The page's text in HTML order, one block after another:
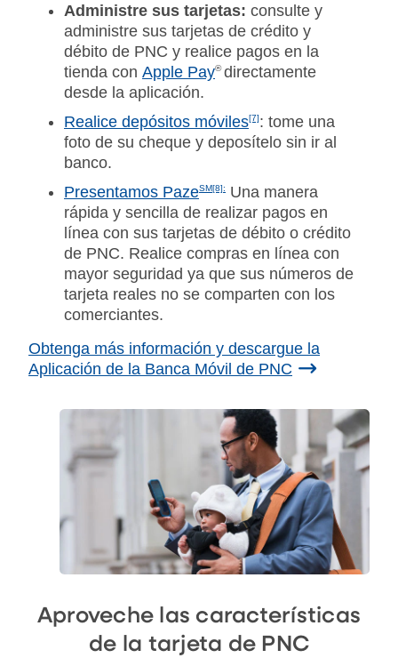
Administre sus tarjetas: consulte y
administre sus tarjetas de crédito y
débito de PNC y realice pagos en la
tienda con Apple Pay®directamente
desde la aplicación.
Realice depósitos móviles[7]: tome una
foto de su cheque y deposítelo sin ir al
banco.
Presentamos PazeSM[8]:
Una manera
rápida y sencilla de realizar pagos en
línea con sus tarjetas de débito o crédito
de PNC. Realice compras en línea con
mayor seguridad ya que sus números de
tarjeta reales no se comparten con los
comerciantes.
Obtenga más información y descargue la
Aplicación de la Banca Móvil de PNC
Aproveche las características
de la tarjeta de PNC